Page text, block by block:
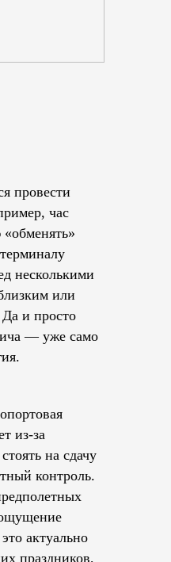
провести
час
несколькими
или
и просто
— уже само
из-за
на сдачу
контроль.
актуально
праздников,